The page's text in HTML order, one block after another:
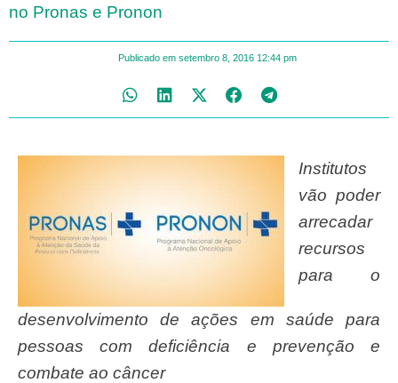
no Pronas e Pronon
Publicado em setembro 8, 2016 12:44 pm
Institutos
vão poder
arrecadar
recursos
para o
desenvolvimento de ações em saúde para
pessoas com deficiência e prevenção e
combate ao câncer